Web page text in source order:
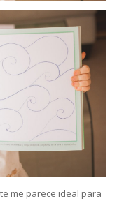
me parece ideal para